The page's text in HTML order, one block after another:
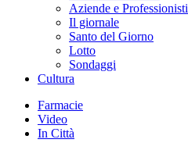
Aziende e Professionisti
Il giornale
Santo del Giorno
Lotto
Sondaggi
Cultura
Farmacie
Video
In Città